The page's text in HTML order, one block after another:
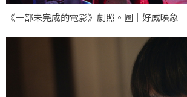
《一部未完成的電影》劇照。圖｜好威映象